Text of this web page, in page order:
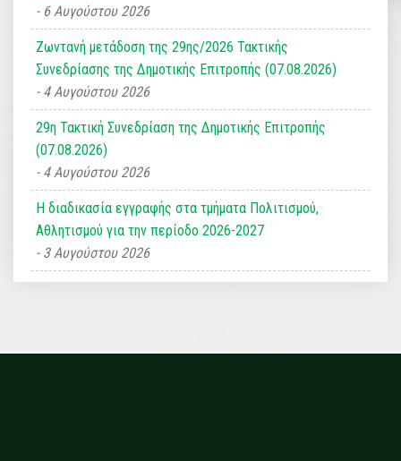
6 Αυγούστου 2026
Ζωντανή μετάδοση της 29ης/2026 Τακτικής
Συνεδρίασης της Δημοτικής Επιτροπής (07.08.2026)
4 Αυγούστου 2026
29η Τακτική Συνεδρίαση της Δημοτικής Επιτροπής
(07.08.2026)
4 Αυγούστου 2026
Η διαδικασία εγγραφής στα τμήματα Πολιτισμού,
Αθλητισμού για την περίοδο 2026-2027
3 Αυγούστου 2026